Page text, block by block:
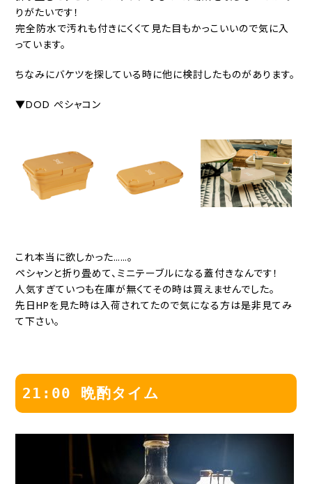
りがたいです！
完全防水で汚れも付きにくくて見た目もかっこいいので気に入
っています。
ちなみにバケツを探している時に他に検討したものがあります。
▼DOD ぺシャコン
これ本当に欲しかった……。
ペシャンと折り畳めて、ミニテーブルになる蓋付きなんです！
人気すぎていつも在庫が無くてその時は買えませんでした。
先日HPを見た時は入荷されてたので気になる方は是非見てみ
て下さい。
21:00 晩酌タイム